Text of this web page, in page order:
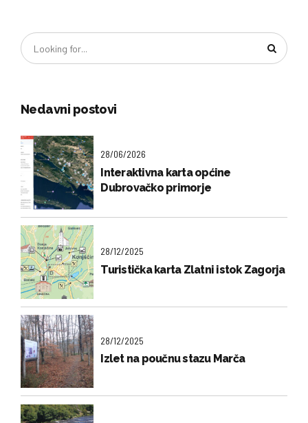
Nedavni postovi
28/06/2026
Interaktivna karta općine
Dubrovačko primorje
28/12/2025
Turistička karta Zlatni istok Zagorja
28/12/2025
Izlet na poučnu stazu Marča